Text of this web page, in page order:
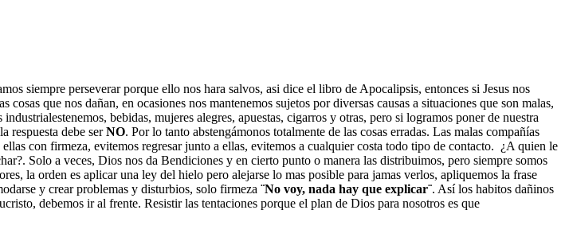
siempre perseverar porque ello nos hara salvos, asi dice el libro de Apocalipsis, entonces si Jesus nos
que nos dañan, en ocasiones nos mantenemos sujetos por diversas causas a situaciones que son malas,
bebidas, mujeres alegres, apuestas, cigarros y otras, pero si logramos poner de nuestra
respuesta debe serNO. Por lo tanto abstengámonos totalmente de las cosas erradas. Las malas compañías
con firmeza, evitemos regresar junto a ellas, evitemos a cualquier costa todo tipo de contacto. ¿A quien le
Solo a veces, Dios nos da Bendiciones y en cierto punto o manera las distribuimos, pero siempre somos
la orden es aplicar una ley del hielo pero alejarse lo mas posible para jamas verlos, apliquemos la frase
y crear problemas y disturbios, solo firmeza ¨No voy, nada hay que explicar¨. Así los habitos dañinos
debemos ir al frente. Resistir las tentaciones porque el plan de Dios para nosotros es que